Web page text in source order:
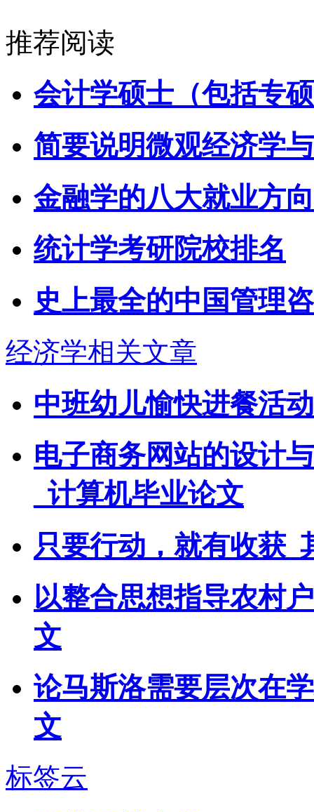
推荐阅读
会计学硕士（包括专
简要说明微观经济学
金融学的八大就业方
统计学考研院校排名
史上最全的中国管理
经济学相关文章
中班幼儿愉快进餐活
电子商务网站的设计
_计算机毕业论文
只要行动，就有收获_
以整合思想指导农村
文
论马斯洛需要层次在
文
标签云